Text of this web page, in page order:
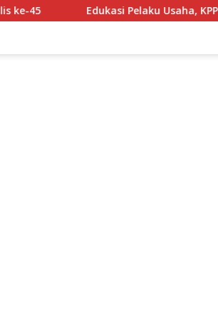
Edukasi Pelaku Usaha, KPPU dan KADIN